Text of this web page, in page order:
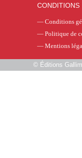
CONDITIONS
— Conditions
— Politique de
— Mentions
© Éditions